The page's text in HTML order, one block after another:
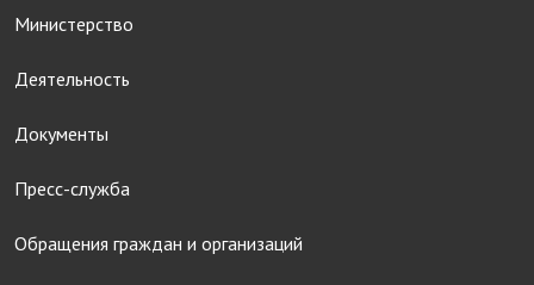
Министерство
Деятельность
Документы
Пресс-служба
Обращения граждан и организаций